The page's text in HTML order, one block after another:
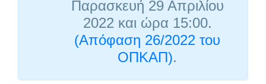
Παρασκευή 29 Απριλίου
2022 και ώρα 15:00.
(Απόφαση 26/2022 του
ΟΠΚΑΠ).